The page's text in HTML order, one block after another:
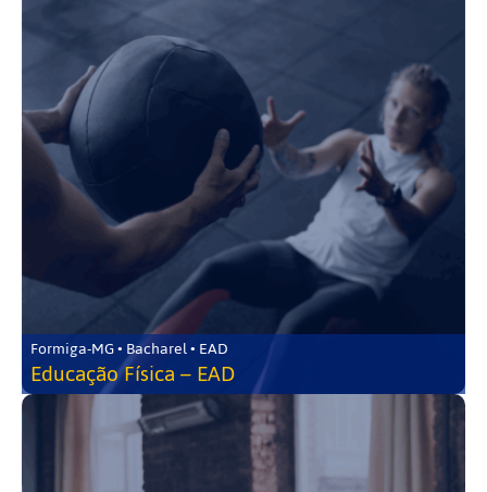
Formiga-MG • Bacharel • EAD
Educação Física – EAD